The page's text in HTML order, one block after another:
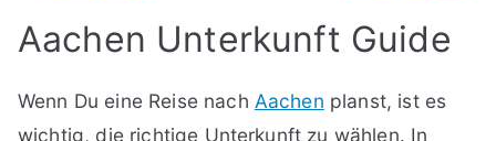
Aachen Unterkunft Guide
Wenn Du eine Reise nach Aachen planst, ist es
wichtig, die richtige Unterkunft zu wählen. In